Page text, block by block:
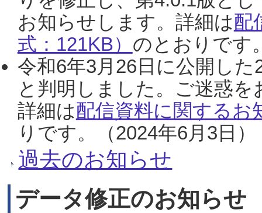
お知らせします。詳細は配
式：121KB） のとおりです
令和6年3月26日に公開し
と判明しました。ご迷惑
詳細は配信資料に関するお
りです。（2024年6月3日）
過去のお知らせ
データ修正のお知らせ